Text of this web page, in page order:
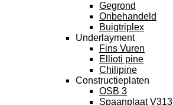
Gegrond
Onbehandeld
Buigtriplex
Underlayment
Fins Vuren
Ellioti pine
Chilipine
Constructieplaten
OSB 3
Spaanplaat V313